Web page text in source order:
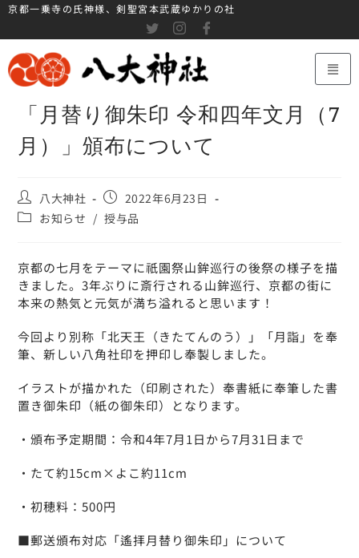
京都一乗寺の氏神様、剣聖宮本武蔵ゆかりの社
「月替り御朱印 令和四年文月（7
月）」頒布について
八大神社
2022年6月23日
お知らせ / 授与品
京都の七月をテーマに祇園祭山鉾巡行の後祭の様子を描
きました。3年ぶりに斎行される山鉾巡行、京都の街に
本来の熱気と元気が満ち溢れると思います！
今回より別称「北天王（きたてんのう）」「月詣」を奉
筆、新しい八角社印を押印し奉製しました。
イラストが描かれた（印刷された）奉書紙に奉筆した書
置き御朱印（紙の御朱印）となります。
・頒布予定期間：令和4年7月1日から7月31日まで
・たて約15cm×よこ約11cm
・初穂料：500円
■郵送頒布対応「遙拝月替り御朱印」について